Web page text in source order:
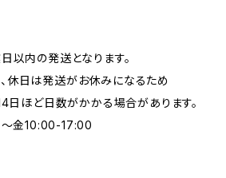
以内の発送となります。
休日は発送がお休みになるため
日ほど日数がかかる場合があります。
金10:00-17:00